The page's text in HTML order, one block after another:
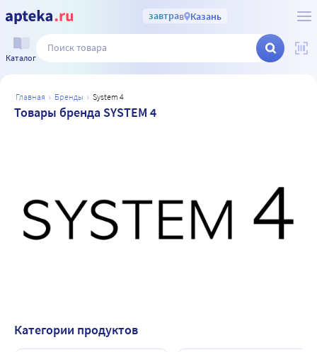
завтрав Казань
Каталог
главная бренды system 4
Товары бренда SYSTEM 4
Категории продуктов